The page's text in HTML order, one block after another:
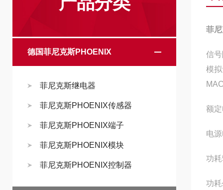
德国菲尼克斯PHOENIX
菲尼克斯继电器
菲尼克斯PHOENIX传感器
菲尼克斯PHOENIX端子
菲尼克斯PHOENIX模块
菲尼克斯PHOENIX控制器
菲
信
模
额
电
功耗
功耗